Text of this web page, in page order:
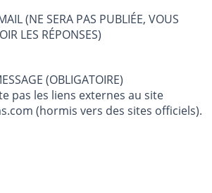
(NE SERA PAS PUBLIÉE, VOUS
LES RÉPONSES)
TEXTE DE VOTRE MESSAGE (OBLIGATOIRE)
pas les liens externes au site
(hormis vers des sites officiels).